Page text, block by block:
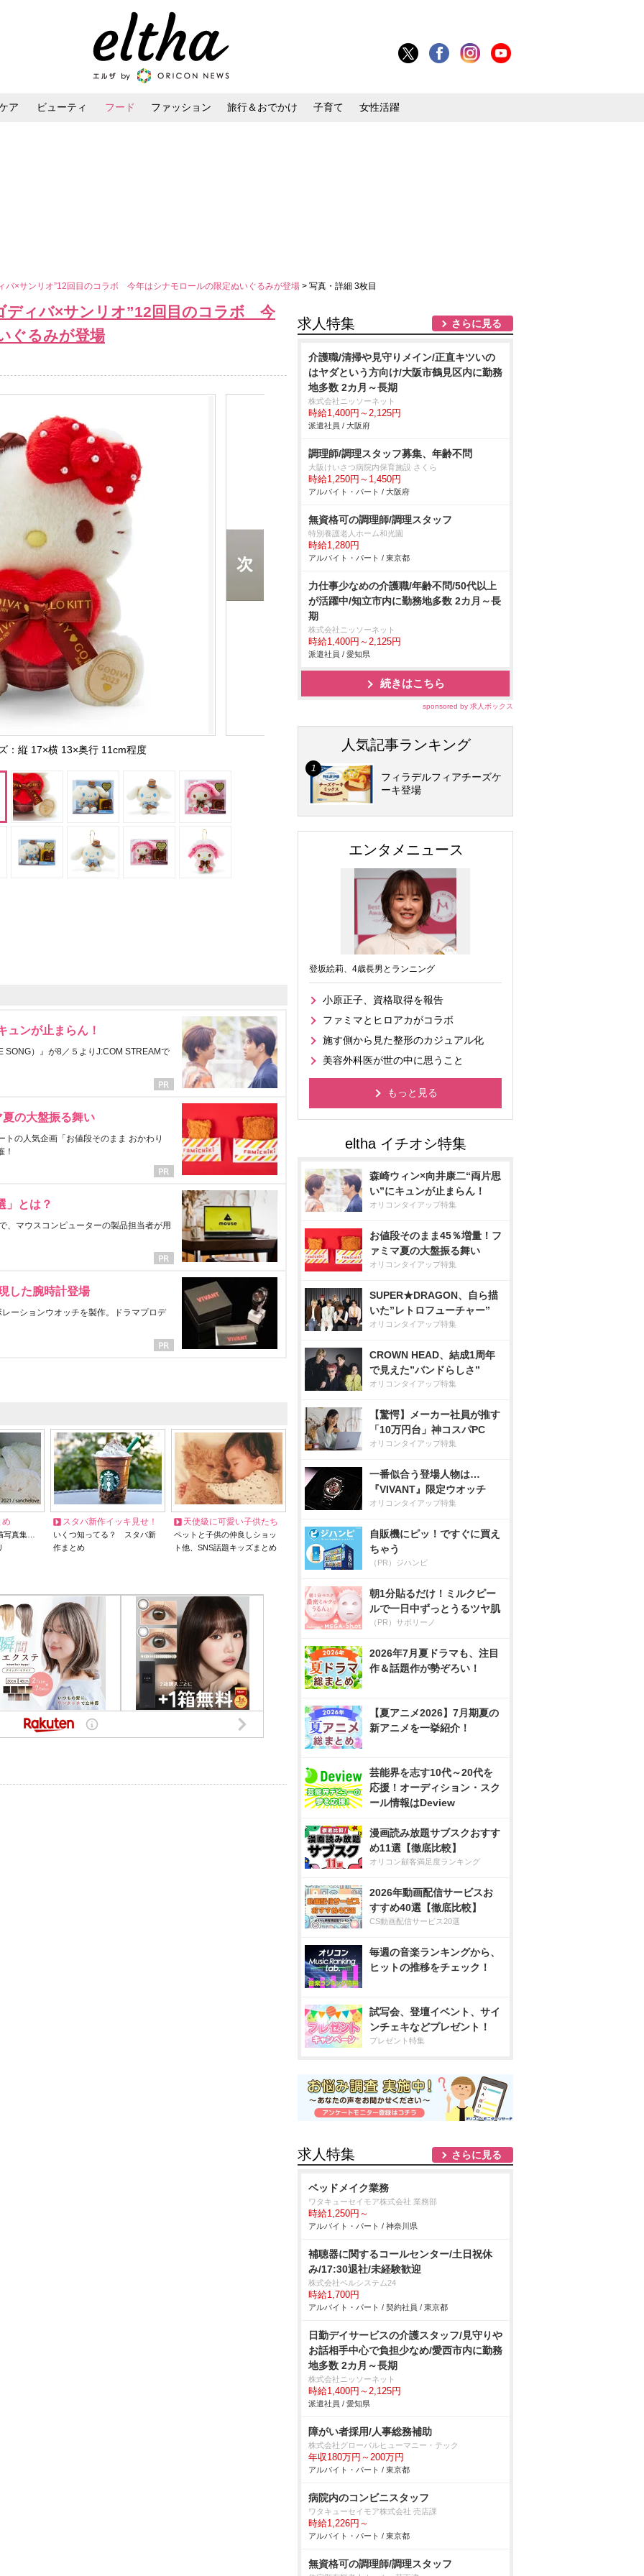
ア ビューティ フード ファッション 旅行＆おでかけ 子育て 女性活躍
バ×サンリオ”12回目のコラボ 今年はシナモロールの限定ぬいぐるみが登場 > 写真・詳細 3枚目
ディバ×サンリオ”12回目のコラボ 今
ぐるみが登場
：縦 17×横 13×奥行 11cm程度
ュンが止まらん！
SONG）』が8／５よりJ:COM STREAMで
の大盤振る舞い
の人気企画「お値段そのまま おかわり
！
」とは？
、マウスコンピューターの製品担当者が用
した腕時計登場
ーションウオッチを製作。ドラマプロデ
め
写真集…
スタバ新作イッキ見せ！
いくつ知ってる？ スタバ新
作まとめ
天使級に可愛い子供たち
ペットと子供の仲良しショッ
ト他、SNS話題キッズまとめ
求人特集 さらに見る
介護職/清掃や見守りメイン/正直キツいの
はヤダという方向け/大阪市鶴見区内に勤務
地多数 2カ月～長期
株式会社ニッソーネット
時給1,400円～2,125円
派遣社員 / 大阪府
調理師/調理スタッフ募集、年齢不問
大阪けいさつ病院内保育施設 さくら
時給1,250円～1,450円
アルバイト・パート / 大阪府
無資格可の調理師/調理スタッフ
特別養護老人ホーム和光園
時給1,280円
アルバイト・パート / 東京都
力仕事少なめの介護職/年齢不問/50代以上
が活躍中/知立市内に勤務地多数 2カ月～長
期
株式会社ニッソーネット
時給1,400円～2,125円
派遣社員 / 愛知県
続きはこちら
sponsored by 求人ボックス
人気記事ランキング
フィラデルフィアチーズケ
ーキ登場
エンタメニュース
登坂絵莉、4歳長男とランニング
小原正子、資格取得を報告
ファミマとヒロアカがコラボ
施す側から見た整形のカジュアル化
美容外科医が世の中に思うこと
もっと見る
森崎ウィン×向井康二“両片思
い”にキュンが止まらん！
オリコンタイアップ特集
お値段そのまま45％増量！フ
ァミマ夏の大盤振る舞い
オリコンタイアップ特集
SUPER★DRAGON、自ら描
いた”レトロフューチャー”
オリコンタイアップ特集
CROWN HEAD、結成1周年
で見えた”バンドらしさ”
オリコンタイアップ特集
【驚愕】メーカー社員が推す
「10万円台」神コスパPC
オリコンタイアップ特集
一番似合う登場人物は…
『VIVANT』限定ウオッチ
オリコンタイアップ特集
自販機にピッ！ですぐに買え
ちゃう
（PR）ジハンピ
朝1分貼るだけ！ミルクピー
ルで一日中ずっとうるツヤ肌
（PR）サボリーノ
2026年7月夏ドラマも、注目
作＆話題作が勢ぞろい！
【夏アニメ2026】7月期夏の
新アニメを一挙紹介！
芸能界を志す10代～20代を
応援！オーディション・スク
ール情報はDeview
漫画読み放題サブスクおすす
め11選【徹底比較】
オリコン顧客満足度ランキング
2026年動画配信サービスお
すすめ40選【徹底比較】
CS動画配信サービス20選
毎週の音楽ランキングから、
ヒットの推移をチェック！
試写会、登壇イベント、サイ
ンチェキなどプレゼント！
プレゼント特集
求人特集 さらに見る
ベッドメイク業務
ワタキューセイモア株式会社 業務部
時給1,250円～
アルバイト・パート / 神奈川県
補聴器に関するコールセンター/土日祝休
み/17:30退社/未経験歓迎
株式会社ベルシステム24
時給1,700円
アルバイト・パート / 契約社員 / 東京都
日勤デイサービスの介護スタッフ/見守り
お話相手中心で負担少なめ/愛西市内に勤務
地多数 2カ月～長期
株式会社ニッソーネット
時給1,400円～2,125円
派遣社員 / 愛知県
障がい者採用/人事総務補助
株式会社グローバルヒューマニー・テック
年収180万円～200万円
アルバイト・パート / 東京都
病院内のコンビニスタッフ
ワタキューセイモア株式会社 売店課
時給1,226円～
アルバイト・パート / 東京都
無資格可の調理師/調理スタッフ